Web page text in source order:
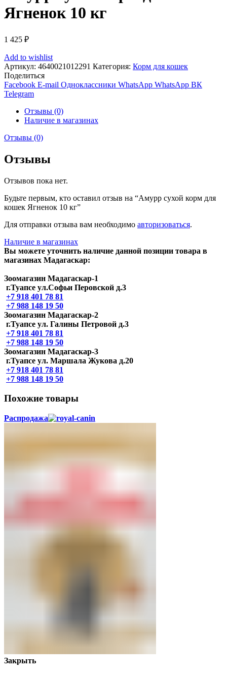
Ягненок 10 кг
1 425 ₽
Add to wishlist
Артикул: 4640021012291 Категория: Корм для кошек
Поделиться
Facebook E-mail Одноклассники WhatsApp WhatsApp ВК
Telegram
Отзывы (0)
Наличие в магазинах
Отзывы (0)
Отзывы
Отзывов пока нет.
Будьте первым, кто оставил отзыв на “Амурр сухой корм для
кошек Ягненок 10 кг”
Для отправки отзыва вам необходимо авторизоваться.
Наличие в магазинах
Вы можете уточнить наличие данной позиции товара в
магазинах Мадагаскар:
Зоомагазин Мадагаскар-1
г.Туапсе ул.Софьи Перовской д.3
+7 918 401 78 81
+7 988 148 19 50
Зоомагазин Мадагаскар-2
г.Туапсе ул. Галины Петровой д.3
+7 918 401 78 81
+7 988 148 19 50
Зоомагазин Мадагаскар-3
г.Туапсе ул. Маршала Жукова д.20
+7 918 401 78 81
+7 988 148 19 50
Похожие товары
Распродажа
Закрыть